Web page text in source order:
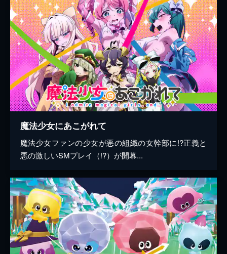
魔法少女にあこがれて
魔法少女ファンの少女が悪の組織の女幹部に!?正義と
悪の激しいSMプレイ（!?）が開幕...